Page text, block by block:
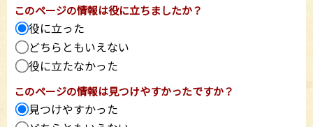
このページの情報は役に立ちましたか？
役に立った
どちらともいえない
役に立たなかった
このページの情報は見つけやすかったですか？
見つけやすかった